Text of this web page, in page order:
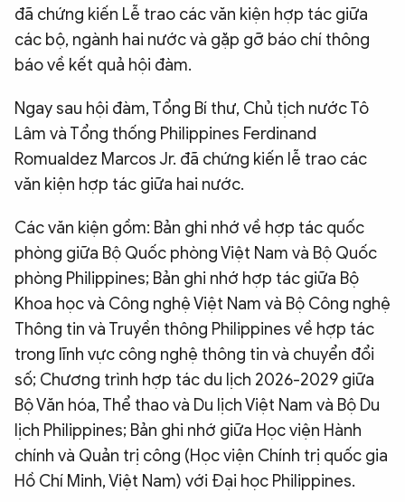
VĂN HÓA - THỂ THAO
BẠN ĐỌC & CAND
ĐA PHƯƠNG TIỆN
eMagazine
Podcast
Video Ảnh
Infographic
Chuyên trang An ninh thế giớiVăn nghệ Công an
Chuyên đề
đã chứng kiến Lễ trao các văn kiện hợp tác giữa
các bộ, ngành hai nước và gặp gỡ báo chí thông
báo về kết quả hội đàm.
Ngay sau hội đàm, Tổng Bí thư, Chủ tịch nước Tô
Lâm và Tổng thống Philippines Ferdinand
Romualdez Marcos Jr. đã chứng kiến lễ trao các
văn kiện hợp tác giữa hai nước.
Các văn kiện gồm: Bản ghi nhớ về hợp tác quốc
phòng giữa Bộ Quốc phòng Việt Nam và Bộ Quốc
phòng Philippines; Bản ghi nhớ hợp tác giữa Bộ
Khoa học và Công nghệ Việt Nam và Bộ Công nghệ
Thông tin và Truyền thông Philippines về hợp tác
trong lĩnh vực công nghệ thông tin và chuyển đổi
số; Chương trình hợp tác du lịch 2026-2029 giữa
Bộ Văn hóa, Thể thao và Du lịch Việt Nam và Bộ Du
lịch Philippines; Bản ghi nhớ giữa Học viện Hành
chính và Quản trị công (Học viện Chính trị quốc gia
Hồ Chí Minh, Việt Nam) với Đại học Philippines.